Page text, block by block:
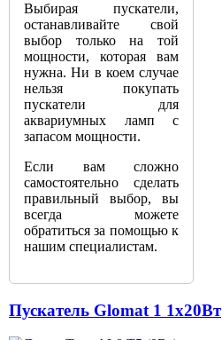
Выбирая пускатели,
останавливайте свой
выбор только на той
мощности, которая вам
нужна. Ни в коем случае
нельзя покупать
пускатели для
аквариумных ламп с
запасом мощности.
Если вам сложно
самостоятельно сделать
правильный выбор, вы
всегда можете
обратиться за помощью к
нашим специалистам.
Пускатель Glomat 1 1х20Вт